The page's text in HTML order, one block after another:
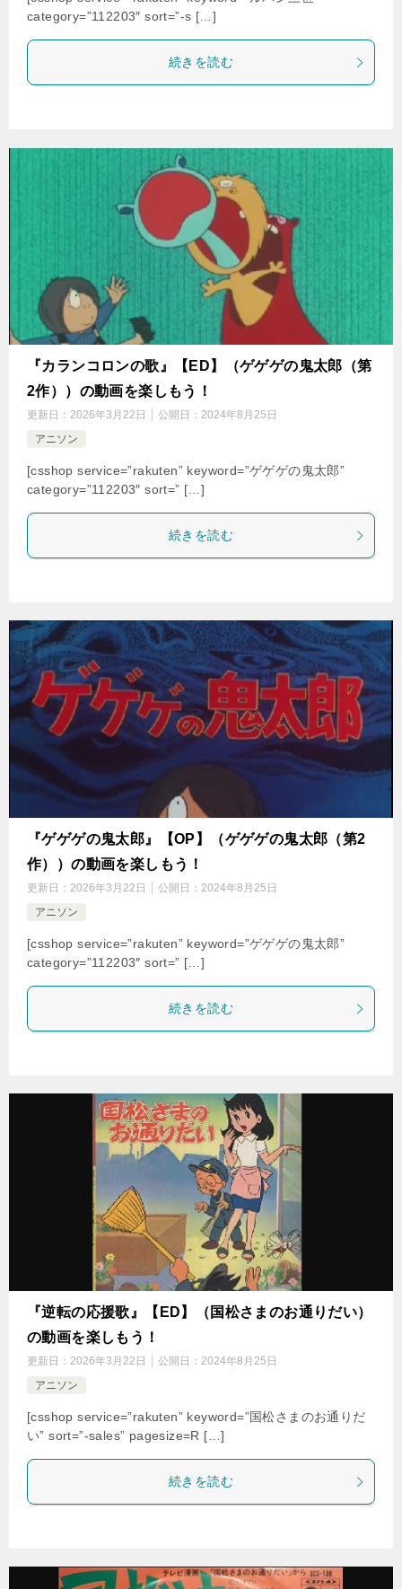
category=”112203″ sort=”-s […]
続きを読む
『カランコロンの歌』【ED】（ゲゲゲの鬼太郎（第
2作））の動画を楽しもう！
更新日： 2026年3月22日 公開日： 2024年8月25日
アニソン
[csshop service=”rakuten” keyword=”ゲゲゲの鬼太郎”
category=”112203″ sort=” […]
続きを読む
『ゲゲゲの鬼太郎』【OP】（ゲゲゲの鬼太郎（第2
作））の動画を楽しもう！
更新日： 2026年3月22日 公開日： 2024年8月25日
アニソン
[csshop service=”rakuten” keyword=”ゲゲゲの鬼太郎”
category=”112203″ sort=” […]
続きを読む
『逆転の応援歌』【ED】（国松さまのお通りだい）
の動画を楽しもう！
更新日： 2026年3月22日 公開日： 2024年8月25日
アニソン
[csshop service=”rakuten” keyword=”国松さまのお通りだ
い” sort=”-sales” pagesize=R […]
続きを読む